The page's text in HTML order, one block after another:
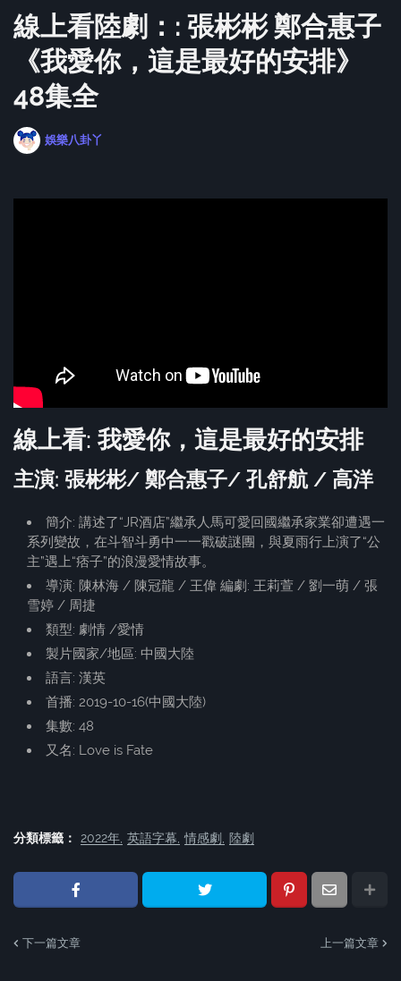
線上看陸劇：: 張彬彬 鄭合惠子
《我愛你，這是最好的安排》
48集全
娛樂八卦丫
線上看: 我愛你，這是最好的安排
主演: 張彬彬/ 鄭合惠子/ 孔舒航 / 高洋
簡介: 講述了“JR酒店”繼承人馬可愛回國繼承家業卻遭遇一
系列變故，在斗智斗勇中一一戳破謎團，與夏雨行上演了“公
主”遇上“痞子”的浪漫愛情故事。
導演: 陳林海 / 陳冠龍 / 王偉 編劇: 王莉萱 / 劉一萌 / 張
雪婷 / 周捷
類型: 劇情 /愛情
製片國家/地區: 中國大陸
語言: 漢英
首播: 2019-10-16(中國大陸)
集數: 48
又名: Love is Fate
分類標籤： 2022年 英語字幕 情感劇 陸劇
下一篇文章 上一篇文章